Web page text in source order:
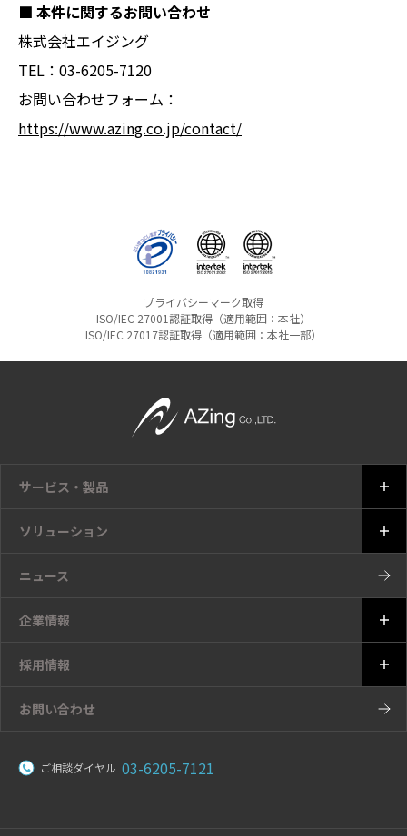
■ 本件に関するお問い合わせ
株式会社エイジング
TEL：03-6205-7120
お問い合わせフォーム：
https://www.azing.co.jp/contact/
プライバシーマーク取得
ISO/IEC 27001認証取得（適用範囲：本社）
ISO/IEC 27017認証取得（適用範囲：本社一部）
サービス・製品
ソリューション
ニュース
企業情報
採用情報
お問い合わせ
ご相談ダイヤル 03-6205-7121